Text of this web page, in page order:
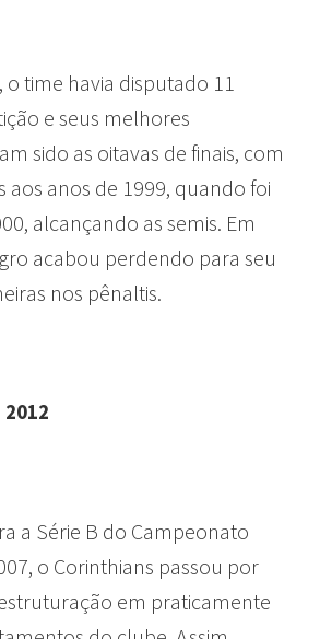
time havia disputado 11
e seus melhores
sido as oitavas de finais, com
aos anos de 1999, quando foi
alcançando as semis. Em
acabou perdendo para seu
nos pênaltis.
2012
a Série B do Campeonato
o Corinthians passou por
em praticamente